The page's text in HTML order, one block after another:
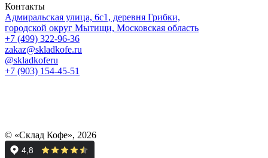
Контакты
Адмиральская улица, 6с1, деревня Грибки,
городской округ Мытищи, Московская область
+7 (499) 322-96-36
zakaz@skladkofe.ru
@skladkoferu
+7 (903) 154-45-51
© «Склад Кофе», 2026